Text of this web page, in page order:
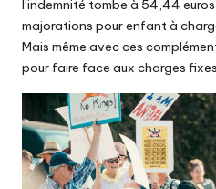
l’indemnité tombe à 54,44
majorations pour enfant à
Mais même avec ces
pour faire face aux charges